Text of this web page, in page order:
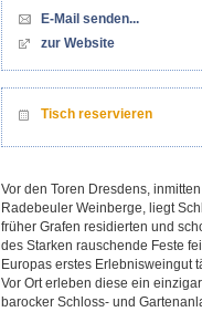
E-Mail senden...
zur Website
Tisch reservieren
Vor den Toren Dresdens,
Radebeuler Weinberge, liegt
früher Grafen residierten und
des Starken rauschende Feste
Europas erstes Erlebnisweingut
Vor Ort erleben diese ein
barocker Schloss- und